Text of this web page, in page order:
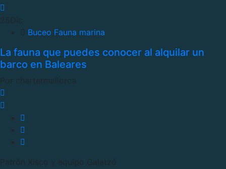
25 Dic
Buceo Fauna marina
La fauna que puedes conocer al alquilar un
barco en Baleares
Por chartermallorca
Patrón Xisco y equipo Galatzó